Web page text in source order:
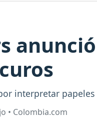
interpretar
• Colombia.com